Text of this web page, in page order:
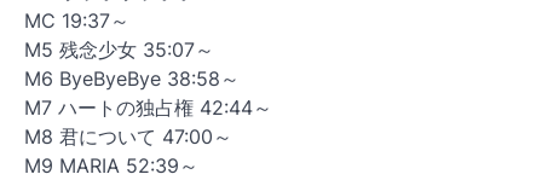
MC 19:37～
M5 残念少女 35:07～
M6 ByeByeBye 38:58～
M7 ハートの独占権 42:44～
M8 君について 47:00～
M9 MARIA 52:39～